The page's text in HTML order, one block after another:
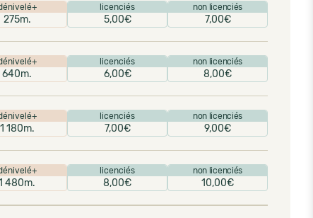
275m.
licenciés
5,00€
non licenciés
7,00€
640m.
licenciés
6,00€
non licenciés
8,00€
1 180m.
licenciés
7,00€
non licenciés
9,00€
480m.
licenciés
8,00€
non licenciés
10,00€